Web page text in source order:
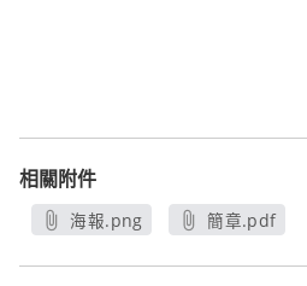
相關附件
海報.png
簡章.pdf